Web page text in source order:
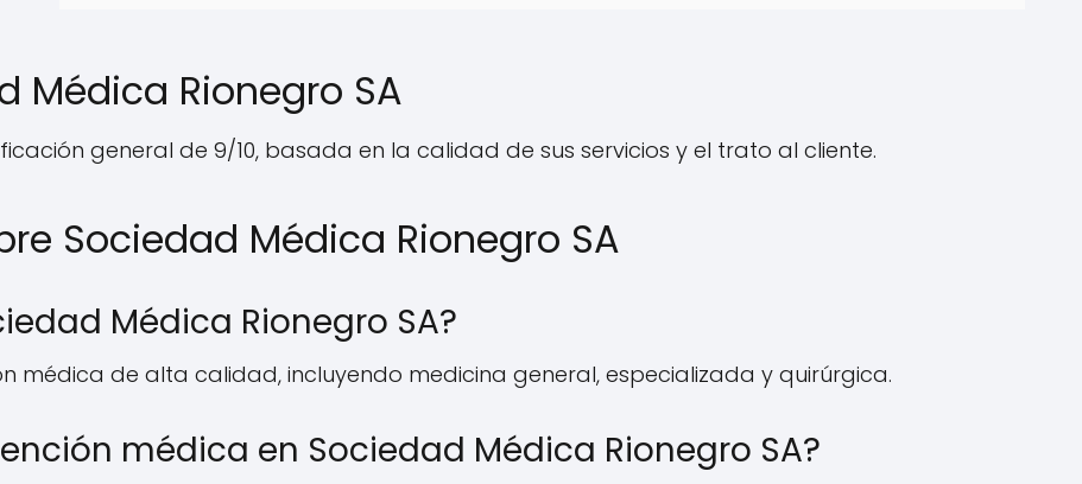
Médica Rionegro SA
general de 9/10, basada en la calidad de sus servicios y el trato al cliente.
Sociedad Médica Rionegro SA
Médica Rionegro SA?
médica de alta calidad, incluyendo medicina general, especializada y quirúrgica.
médica en Sociedad Médica Rionegro SA?